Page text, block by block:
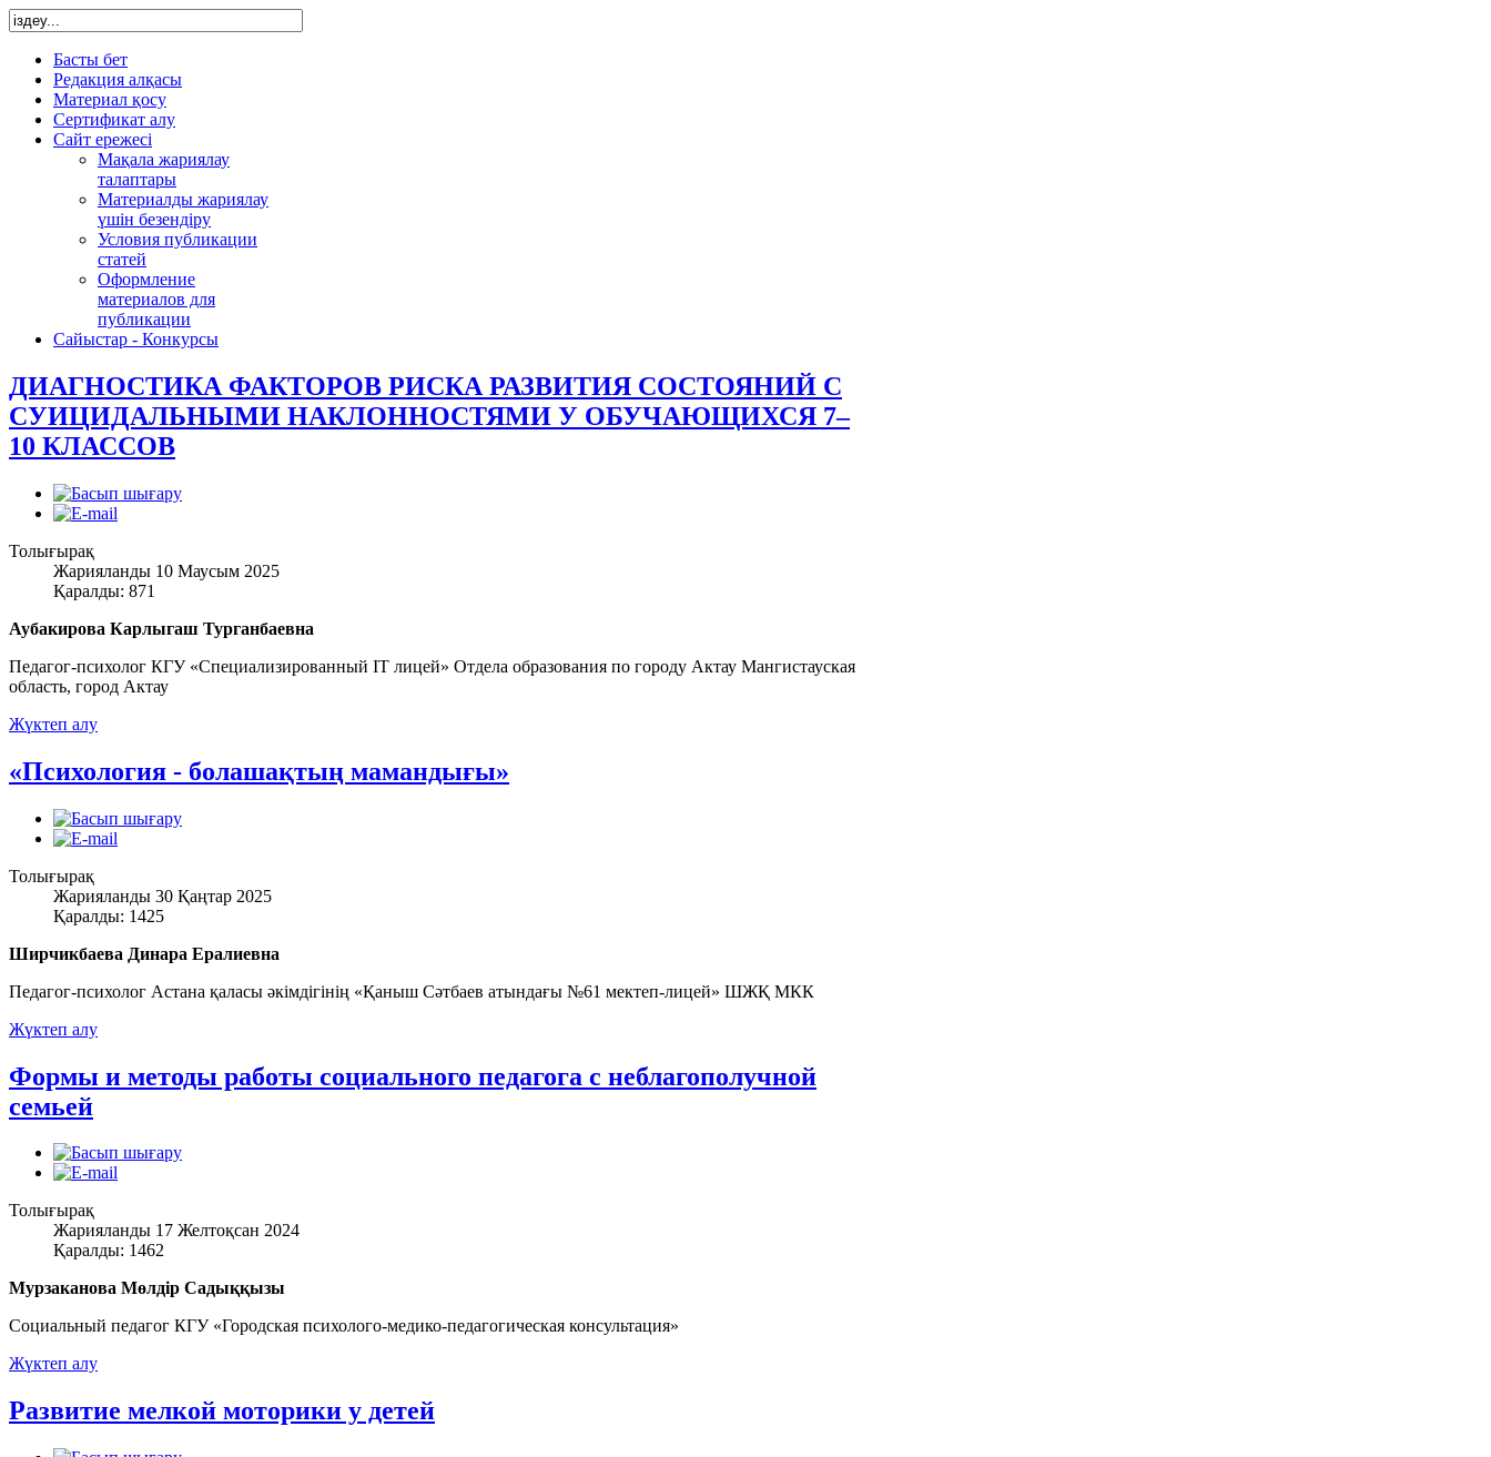
Басты бет
Редакция алқасы
Материал қосу
Сертификат алу
Сайт ережесі
Мақала жариялау
талаптары
Материалды жариялау
үшін безендіру
Условия публикации
статей
Оформление
материалов для
публикации
Сайыстар - Конкурсы
ДИАГНОСТИКА ФАКТОРОВ РИСКА РАЗВИТИЯ СОСТОЯНИЙ С
СУИЦИДАЛЬНЫМИ НАКЛОННОСТЯМИ У ОБУЧАЮЩИХСЯ 7–
10 КЛАССОВ
Толығырақ
Жарияланды 10 Маусым 2025
Қаралды: 871
Аубакирова Карлыгаш Турганбаевна
Педагог-психолог КГУ «Специализированный IT лицей» Отдела образования по городу Актау Мангистауская
область, город Актау
Жүктеп алу
«Психология - болашақтың мамандығы»
Толығырақ
Жарияланды 30 Қаңтар 2025
Қаралды: 1425
Ширчикбаева Динара Ералиевна
Педагог-психолог Астана қаласы әкімдігінің «Қаныш Сәтбаев атындағы №61 мектеп-лицей» ШЖҚ МКК
Жүктеп алу
Формы и методы работы социального педагога с неблагополучной
семьей
Толығырақ
Жарияланды 17 Желтоқсан 2024
Қаралды: 1462
Мурзаканова Мөлдір Садыққызы
Социальный педагог КГУ «Городская психолого-медико-педагогическая консультация»
Жүктеп алу
Развитие мелкой моторики у детей